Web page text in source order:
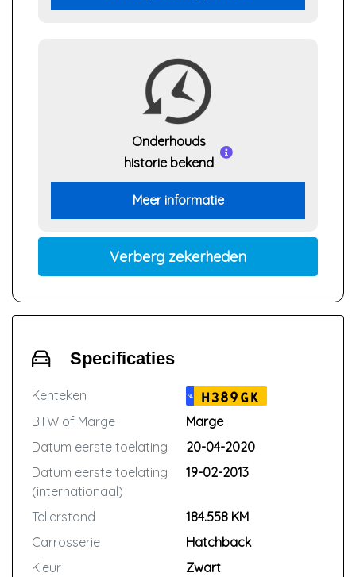
Onderhouds
historie bekend
Meer informatie
Verberg zekerheden
Specificaties
Kenteken NL
H389GK
BTW of Marge
Marge
Datum eerste toelating
20-04-2020
Datum eerste toelating
(internationaal)
19-02-2013
Tellerstand
184.558 KM
Carrosserie
Hatchback
Kleur
Zwart